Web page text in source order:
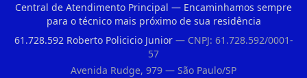
Central de Atendimento Principal — Encaminhamos sempre
para o técnico mais próximo de sua residência
61.728.592 Roberto Policicio Junior— CNPJ: 61.728.592/0001-
57
Avenida Rudge, 979 — São Paulo/SP